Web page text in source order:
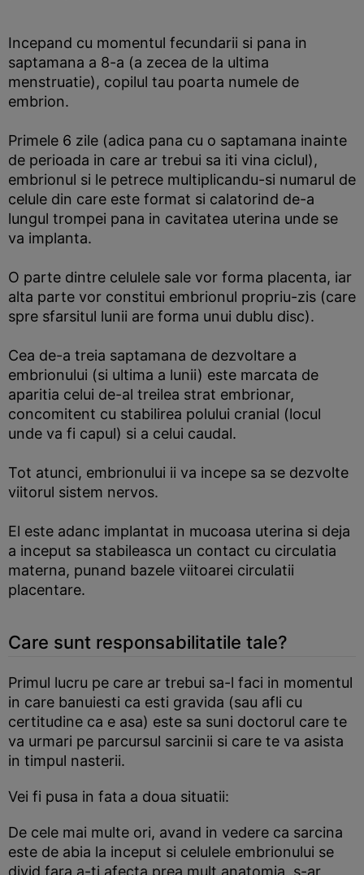
Incepand cu momentul fecundarii si pana in
saptamana a 8-a (a zecea de la ultima
menstruatie), copilul tau poarta numele de
embrion.
Primele 6 zile (adica pana cu o saptamana inainte
de perioada in care ar trebui sa iti vina ciclul),
embrionul si le petrece multiplicandu-si numarul de
celule din care este format si calatorind de-a
lungul trompei pana in cavitatea uterina unde se
va implanta.
O parte dintre celulele sale vor forma placenta, iar
alta parte vor constitui embrionul propriu-zis (care
spre sfarsitul lunii are forma unui dublu disc).
Cea de-a treia saptamana de dezvoltare a
embrionului (si ultima a lunii) este marcata de
aparitia celui de-al treilea strat embrionar,
concomitent cu stabilirea polului cranial (locul
unde va fi capul) si a celui caudal.
Tot atunci, embrionului ii va incepe sa se dezvolte
viitorul sistem nervos.
El este adanc implantat in mucoasa uterina si deja
a inceput sa stabileasca un contact cu circulatia
materna, punand bazele viitoarei circulatii
placentare.
Care sunt responsabilitatile tale?
Primul lucru pe care ar trebui sa-l faci in momentul
in care banuiesti ca esti gravida (sau afli cu
certitudine ca e asa) este sa suni doctorul care te
va urmari pe parcursul sarcinii si care te va asista
in timpul nasterii.
Vei fi pusa in fata a doua situatii:
De cele mai multe ori, avand in vedere ca sarcina
este de abia la inceput si celulele embrionului se
divid fara a-ti afecta prea mult anatomia, s-ar